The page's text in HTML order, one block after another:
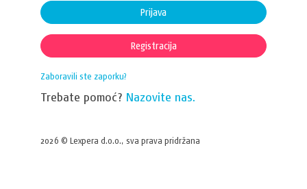
Prijava
Registracija
Zaboravili ste zaporku?
Trebate pomoć? Nazovite nas.
2026 © Lexpera d.o.o., sva prava pridržana